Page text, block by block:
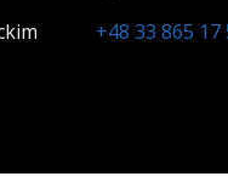
+48 33 865 17